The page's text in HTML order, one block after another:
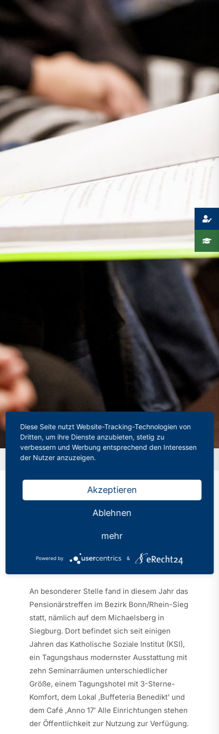
Presse
Startseite»Pensionärstreffen auf dem Michaelsberg
Pensionärstreffen auf
dem Michaelsberg
Bonn/Rhein-Sieg
Veröffentlicht: 30.04.2024
An besonderer Stelle fand in diesem Jahr das
Pensionärstreffen im Bezirk Bonn/Rhein-Sieg
statt, nämlich auf dem Michaelsberg in
Siegburg. Dort befindet sich seit einigen
Jahren das Katholische Soziale Institut (KSI),
ein Tagungshaus modernster Ausstattung mit
zehn Seminarräumen unterschiedlicher
Größe, einem Tagungshotel mit 3-Sterne-
Komfort, dem Lokal ‚Buffeteria Benedikt’ und
dem Café ‚Anno 17’ Alle Einrichtungen stehen
der Öffentlichkeit zur Nutzung zur Verfügung.
Diese Seite nutzt Website-Tracking-Technologien von
Dritten, um ihre Dienste anzubieten, stetig zu
verbessern und Werbung entsprechend den Interessen
der Nutzer anzuzeigen.
Akzeptieren
Ablehnen
mehr
Powered by &